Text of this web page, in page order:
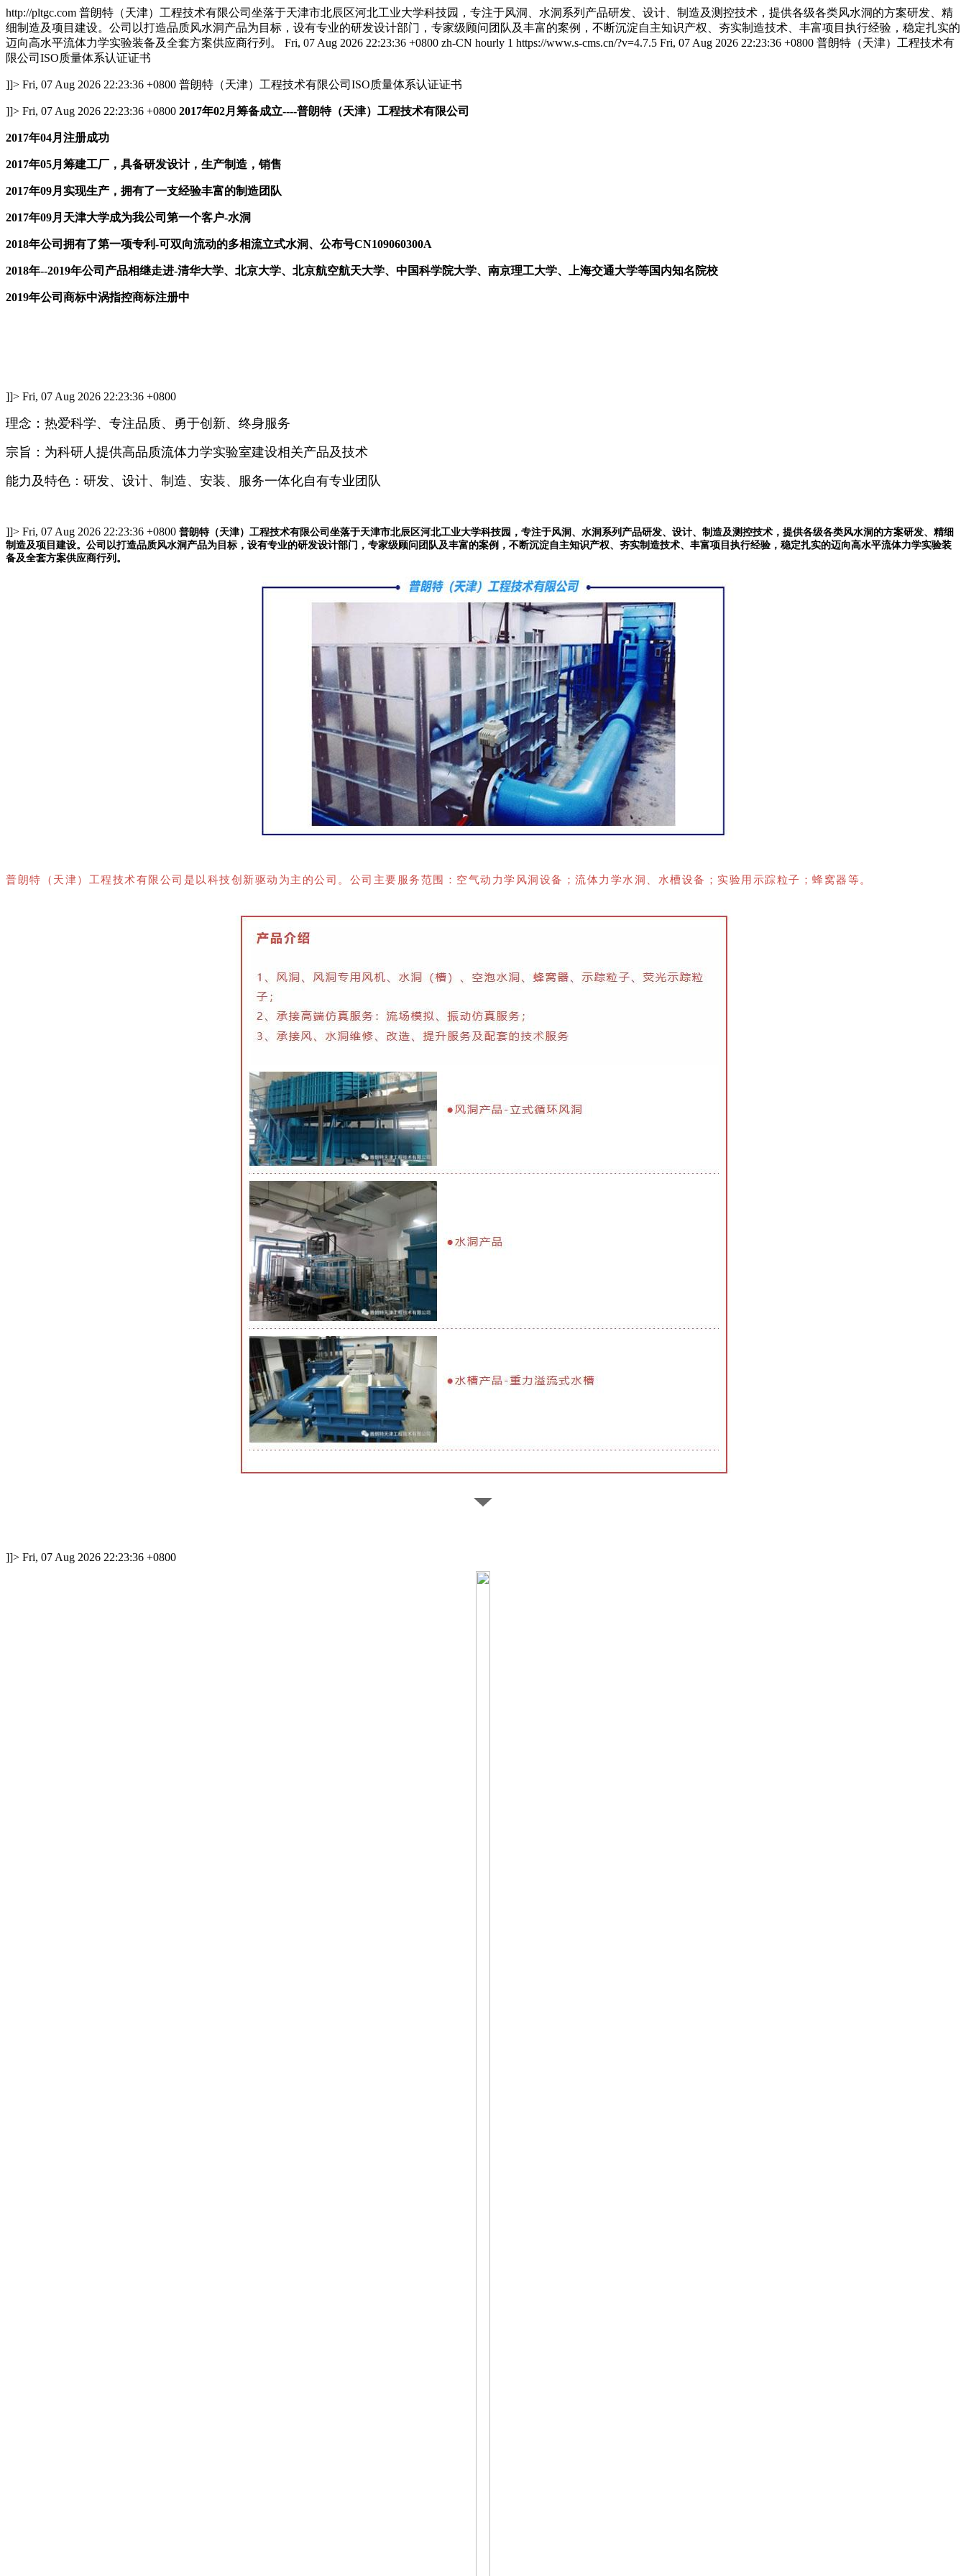
http://pltgc.com 普朗特（天津）工程技术有限公司坐落于天津市北辰区河北工业大学科技园，专注于风洞、水洞系列产品研发、设计、制造及测控技术，提供各级各类风水洞的方案研发、精
细制造及项目建设。公司以打造品质风水洞产品为目标，设有专业的研发设计部门，专家级顾问团队及丰富的案例，不断沉淀自主知识产权、夯实制造技术、丰富项目执行经验，稳定扎实的
迈向高水平流体力学实验装备及全套方案供应商行列。
Fri, 07 Aug 2026 22:23:36 +0800 zh-CN hourly 1 https://www.s-cms.cn/?v=4.7.5 Fri, 07 Aug 2026 22:23:36 +0800 普朗特（天津）工程技术有
限公司ISO质量体系认证证书
]]> Fri, 07 Aug 2026 22:23:36 +0800 普朗特（天津）工程技术有限公司ISO质量体系认证证书
]]> Fri, 07 Aug 2026 22:23:36 +0800 2017年02月筹备成立----普朗特（天津） 工程技术有限公司
2017年04月注册成功
2017年05月筹建工厂，具备研发设计，生产制造，销售
2017年09月实现生产，拥有了一支经验丰富的制造团队
2017年09月天津大学成为我公司第一个客户-水洞
2018年公司拥有了第一项专利-可双向流动的多相流立式水洞、公布号CN109060300A
2018年--2019年公司产品相继走进-清华大学、北京大学、北京航空航天大学、中国科学院大学、南京理工大学、上海交通大学等国内知名院校
2019年公司商标中涡指控商标注册中
]]> Fri, 07 Aug 2026 22:23:36 +0800
理念： 热爱科学、专注品质、勇于创新、终身服务
宗旨： 为科研人提供高品质流体力学实验室建设相关产品及技术
能力及特色：研发、设计、制造、安装、服务一体化自有专业团队
]]> Fri, 07 Aug 2026 22:23:36 +0800 普朗特（天津）工程技术有限公司坐落于天津市北辰区河北工业大学科技园，专注于风洞、水洞系列产品研发、设计、制造及测控技术，提供各级各类风水洞的方案研发、精细
制造及项目建设。公司以打造品质风水洞产品为目标，设有专业的研发设计部门，专家级顾问团队及丰富的案例，不断沉淀自主知识产权、夯实制造技术、丰富项目执行经验，稳定扎实的迈向高水平流体力学实验装
备及全套方案供应商行列。
普朗特（天津）工程技术有限公司 是以科技创新驱动为主的公司。 公司主要服务范围：空气动力学风洞设备；流体力学水洞、水槽设备；实验用示踪粒子；蜂窝器等。
]]> Fri, 07 Aug 2026 22:23:36 +0800